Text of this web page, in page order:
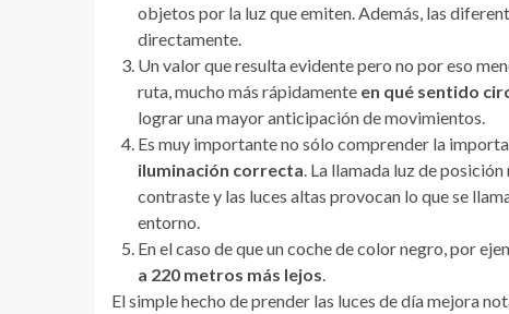
objetos por la luz que emiten. Además, las
directamente.
Un valor que resulta evidente pero no por eso
ruta, mucho más rápidamente en qué sentido
lograr una mayor anticipación de movimientos.
Es muy importante no sólo comprender la
iluminación correcta. La llamada luz de
contraste y las luces altas provocan lo que se
entorno.
En el caso de que un coche de color negro, por
a 220 metros más lejos.
El simple hecho de prender las luces de día mejora